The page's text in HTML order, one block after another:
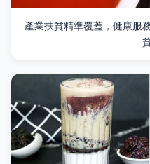
產業扶貧精準覆蓋，健康